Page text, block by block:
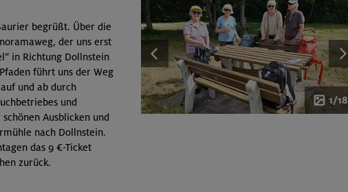
begrüßt. Über die
der uns erst
in Richtung Dollnstein
führt uns der Weg
und ab durch
und
Ausblicken und
nach Dollnstein.
das 9 €-Ticket
zurück.
1/18